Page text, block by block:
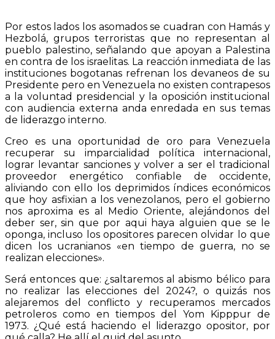
Por estos lados los asomados se cuadran con Hamás y
Hezbolá, grupos terroristas que no representan al
pueblo palestino, señalando que apoyan a Palestina
en contra de los israelitas. La reacción inmediata de las
instituciones bogotanas refrenan los devaneos de su
Presidente pero en Venezuela no existen contrapesos
a la voluntad presidencial y la oposición institucional
con audiencia externa anda enredada en sus temas
de liderazgo interno.
Creo es una oportunidad de oro para Venezuela
recuperar su imparcialidad política internacional,
lograr levantar sanciones y volver a ser el tradicional
proveedor energético confiable de occidente,
aliviando con ello los deprimidos índices económicos
que hoy asfixian a los venezolanos, pero el gobierno
nos aproxima es al Medio Oriente, alejándonos del
deber ser, sin que por aqui haya alguien que se le
oponga, incluso los opositores parecen olvidar lo que
dicen los ucranianos «en tiempo de guerra, no se
realizan elecciones».
Será entonces que: ¿saltaremos al abismo bélico para
no realizar las elecciones del 2024?, o quizás nos
alejaremos del conflicto y recuperamos mercados
petroleros como en tiempos del Yom Kipppur de
1973. ¿Qué está haciendo el liderazgo opositor, por